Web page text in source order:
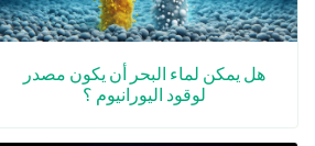
هل يمكن لماء البحر أن يكون مصدر
لوقود اليورانيوم ؟